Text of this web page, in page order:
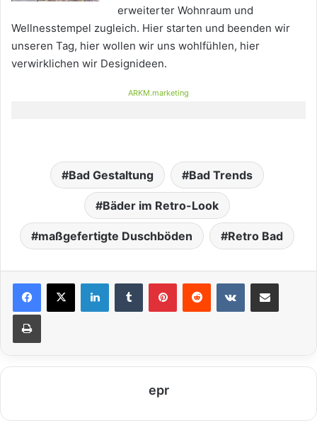
erweiterter Wohnraum und
Wellnesstempel zugleich. Hier starten und beenden wir
unseren Tag, hier wollen wir uns wohlfühlen, hier
verwirklichen wir Designideen.
ARKM.marketing
Bad Gestaltung Bad Trends
Bäder im Retro-Look
maßgefertigte Duschböden Retro Bad
epr